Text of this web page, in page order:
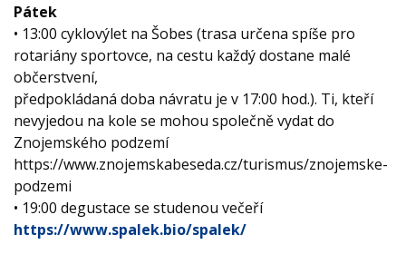
Pátek
• 13:00 cyklovýlet na Šobes (trasa určena spíše pro
rotariány sportovce, na cestu každý dostane malé
občerstvení,
předpokládaná doba návratu je v 17:00 hod.). Ti, kteří
nevyjedou na kole se mohou společně vydat do
Znojemského podzemí
https://www.znojemskabeseda.cz/turismus/znojemske-
podzemi
• 19:00 degustace se studenou večeří
https://www.spalek.bio/spalek/